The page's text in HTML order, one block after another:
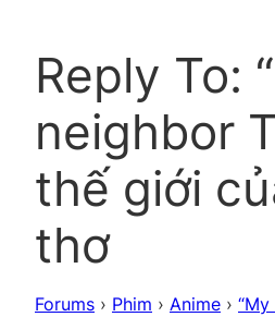
Reply To:
neighbor
thế giới
thơ
Forums › Phim › Anime ›